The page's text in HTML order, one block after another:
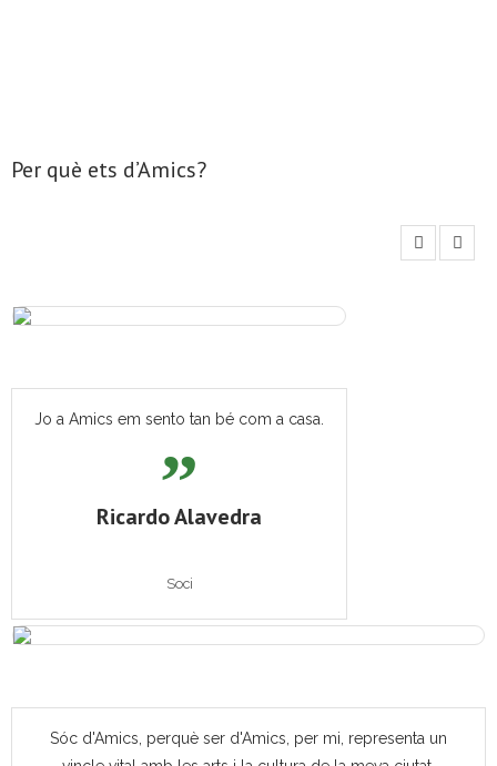
Per què ets d’Amics?
Jo a Amics em sento tan bé com a casa.
Ricardo Alavedra
Soci
Sóc d'Amics, perquè ser d'Amics, per mi, representa un